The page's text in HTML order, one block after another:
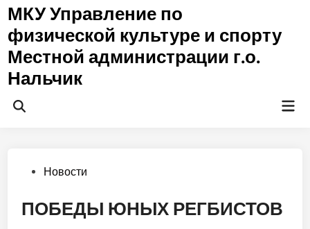
Перейти
содержимому
МКУ Управление по
физической культуре и спорту
Местной администрации г.о.
Нальчик
Открыть
Опубликовано
Новости
ПОБЕДЫ ЮНЫХ РЕГБИСТОВ